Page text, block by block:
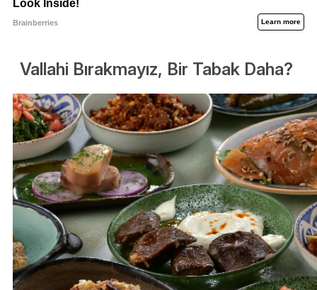
Vallahi Bırakmayız, Bir Tabak Daha?